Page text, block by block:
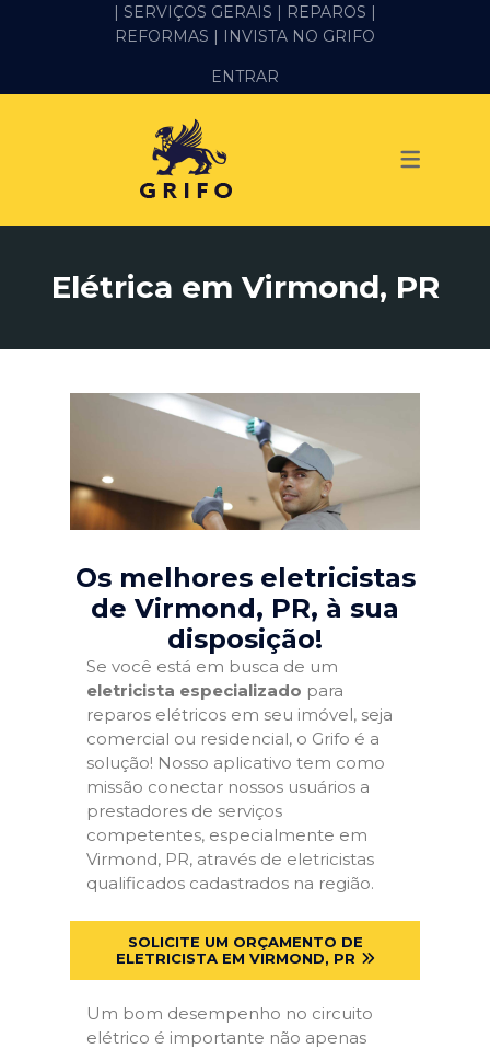
ALVENARIA E PEDREIRO
IMPERMEABILIZAÇÃO
REFORMA
| SERVIÇOS GERAIS | REPAROS |
REFORMAS | INVISTA NO GRIFO
ENTRAR
Elétrica em Virmond, PR
Os melhores eletricistas
de Virmond, PR, à sua
disposição!
Se você está em busca de um
eletricista especializado para
reparos elétricos em seu imóvel, seja
comercial ou residencial, o Grifo é a
solução! Nosso aplicativo tem como
missão conectar nossos usuários a
prestadores de serviços
competentes, especialmente em
Virmond, PR, através de eletricistas
qualificados cadastrados na região.
SOLICITE UM ORÇAMENTO DE
ELETRICISTA EM VIRMOND, PR
Um bom desempenho no circuito
elétrico é importante não apenas